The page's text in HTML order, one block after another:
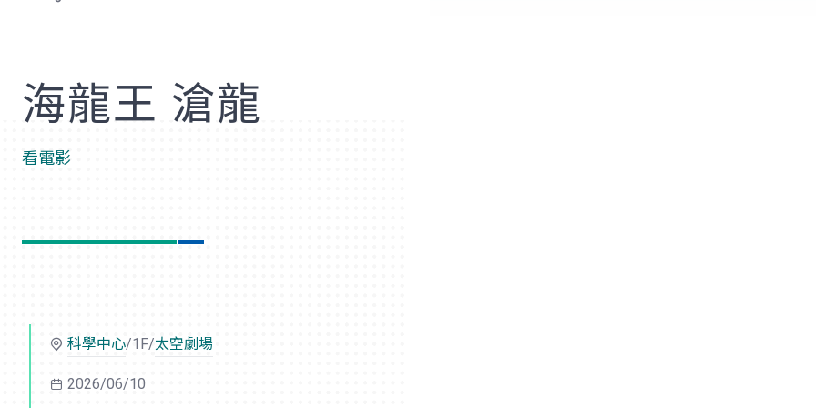
海龍王 滄龍
看電影
科學中心/1F/太空劇場
2026/06/10